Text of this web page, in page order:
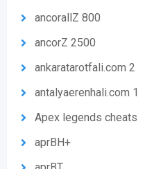
ancorallZ 800
ancorZ 2500
ankaratarotfali.com 2
antalyaerenhali.com 1
Apex legends cheats
aprBH+